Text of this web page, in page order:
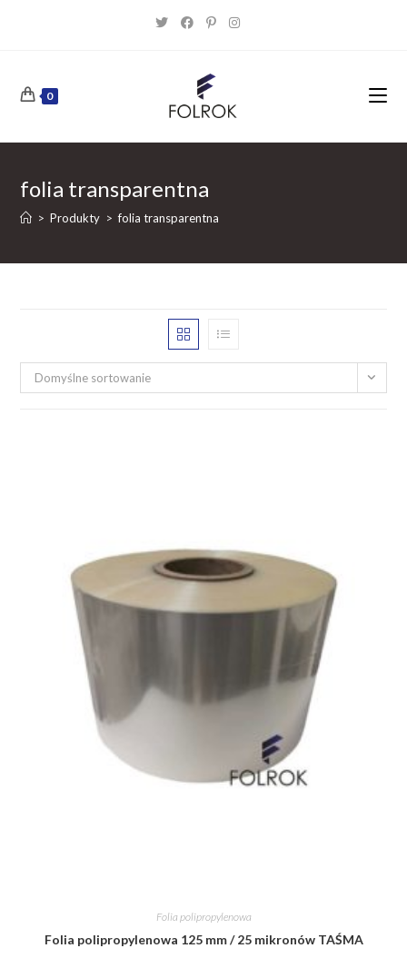
0
folia transparentna
> Produkty > folia transparentna
Domyślne sortowanie
Folia polipropylenowa
Folia polipropylenowa 125 mm / 25 mikronów TAŚMA